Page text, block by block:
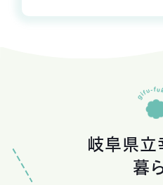
岐阜県立
暮